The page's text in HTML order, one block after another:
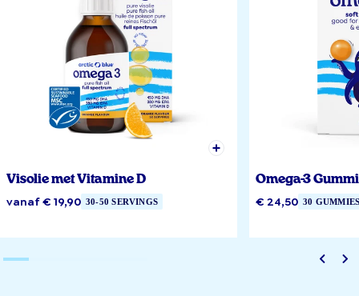
Visolie met Vitamine D
vanaf € 19,90 30-50 SERVINGS
Omega-3
€ 24,50 30